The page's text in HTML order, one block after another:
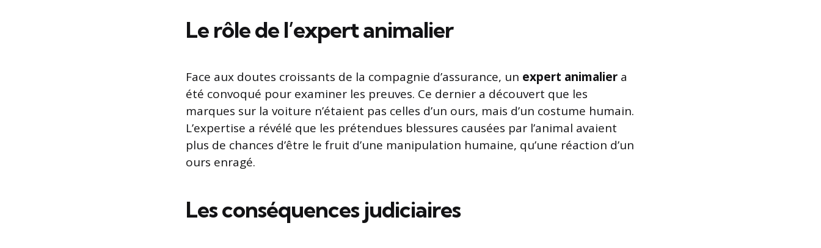
Le rôle de l’expert animalier
Face aux doutes croissants de la compagnie d’assurance, un expert animalier a
été convoqué pour examiner les preuves. Ce dernier a découvert que les
marques sur la voiture n’étaient pas celles d’un ours, mais d’un costume humain.
L’expertise a révélé que les prétendues blessures causées par l’animal avaient
plus de chances d’être le fruit d’une manipulation humaine, qu’une réaction d’un
ours enragé.
Les conséquences judiciaires